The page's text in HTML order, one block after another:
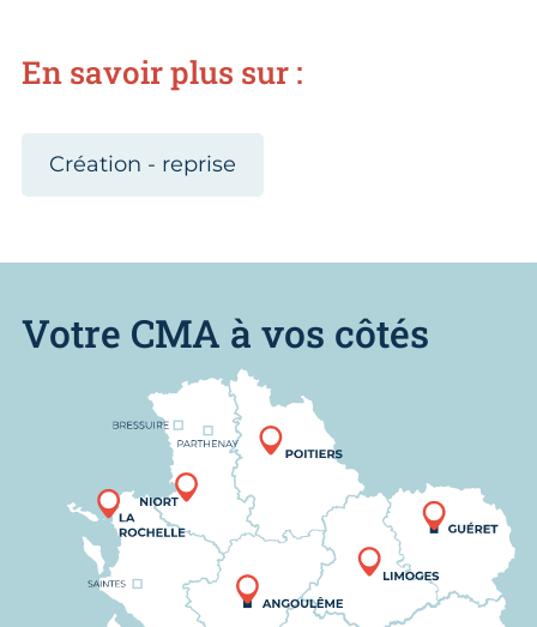
En savoir plus sur :
Création - reprise
Votre CMA à vos côtés